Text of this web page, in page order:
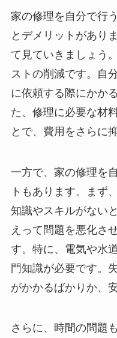
家の修理を自分で行
とデメリットがあり
て見ていきましょう
ストの削減です。自
に依頼する際にかか
た、修理に必要な材
とで、費用をさらに
一方で、家の修理を
トもあります。まず
知識やスキルがない
えって問題を悪化さ
す。特に、電気や水
門知識が必要です。
がかかるばかりか、
さらに、時間の問題